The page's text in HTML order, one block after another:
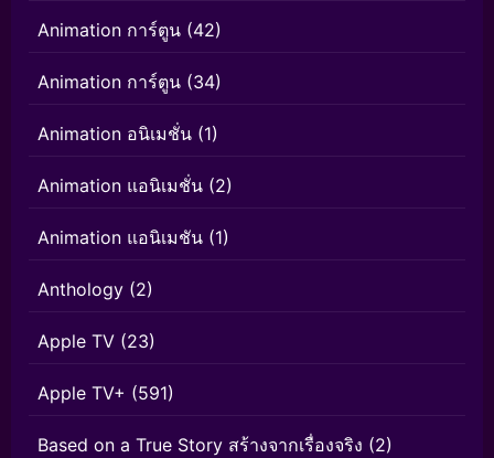
Animation การ์ตูน (42)
Animation การ์ตูน (34)
Animation อนิเมชั่น (1)
Animation แอนิเมชั่น (2)
Animation แอนิเมชัน (1)
Anthology (2)
Apple TV (23)
Apple TV+ (591)
Based on a True Story สร้างจากเรื่องจริง (2)